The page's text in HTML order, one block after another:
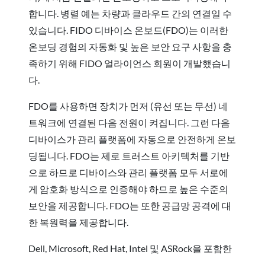
합니다. 병렬 예는 차량과 클라우드 간의 연결일 수
있습니다. FIDO 디바이스 온보드(FDO)는 이러한
온보딩 경험의 자동화 및 높은 보안 요구 사항을 충
족하기 위해 FIDO 얼라이언스 회원이 개발했습니
다.
FDO를 사용하면 장치가 먼저 (유선 또는 무선) 네
트워크에 연결된 다음 전원이 켜집니다. 그런 다음
디바이스가 관리 플랫폼에 자동으로 안전하게 온보
딩됩니다. FDO는 제로 트러스트 아키텍처를 기반
으로 하므로 디바이스와 관리 플랫폼 모두 서로에
게 암호화 방식으로 인증해야 하므로 높은 수준의
보안을 제공합니다. FDO는 또한 공급망 공격에 대
한 복원력을 제공합니다.
Dell, Microsoft, Red Hat, Intel 및 ASRock을 포함한